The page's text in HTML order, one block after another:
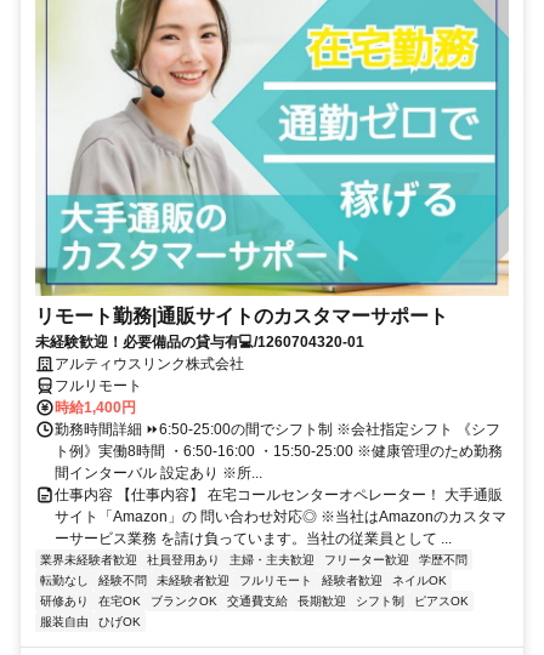
リモート勤務|通販サイトのカスタマーサポート
未経験歓迎！必要備品の貸与有💻/1260704320-01
アルティウスリンク株式会社
フルリモート
時給1,400円
勤務時間詳細 ⏩6:50-25:00の間でシフト制 ※会社指定シフト 《シフ
ト例》実働8時間 ・6:50-16:00 ・15:50-25:00 ※健康管理のため勤務
間インターバル 設定あり ※所...
仕事内容 【仕事内容】 在宅コールセンターオペレーター！ 大手通販
サイト「Amazon」の 問い合わせ対応◎ ※当社はAmazonのカスタマ
ーサービス業務 を請け負っています。当社の従業員として ...
業界未経験者歓迎 社員登用あり 主婦・主夫歓迎 フリーター歓迎
学歴不問
転勤なし
経験不問 未経験者歓迎 フルリモート 経験者歓迎
ネイルOK
研修あり
在宅OK ブランクOK 交通費支給 長期歓迎 シフト制
ピアスOK
服装自由
ひげOK